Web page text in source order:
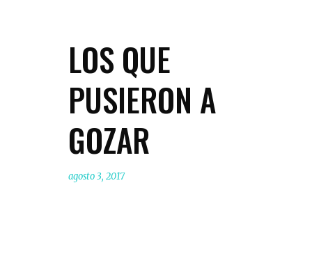
LOS QUE
PUSIERON A
GOZAR
agosto 3, 2017